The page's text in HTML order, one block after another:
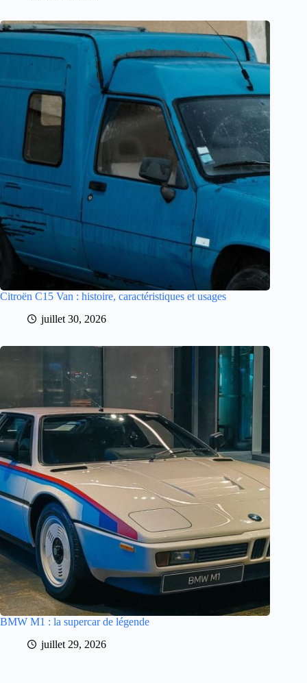
Citroën C15 Van : histoire, caractéristiques et usages
juillet 30, 2026
BMW M1 : la supercar de légende
juillet 29, 2026